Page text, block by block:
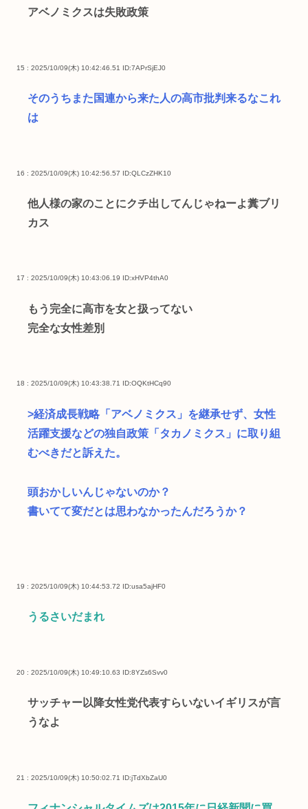
アベノミクスは失敗政策
15 : 2025/10/09(木) 10:42:46.51 ID:7APrSjEJ0
そのうちまた国連から来た人の高市批判来るなこれ
は
16 : 2025/10/09(木) 10:42:56.57 ID:QLCzZHK10
他人様の家のことにクチ出してんじゃねーよ糞ブリ
カス
17 : 2025/10/09(木) 10:43:06.19 ID:xHVP4thA0
もう完全に高市を女と扱ってない
完全な女性差別
18 : 2025/10/09(木) 10:43:38.71 ID:OQKtHCq90
>経済成長戦略「アベノミクス」を継承せず、女性
活躍支援などの独自政策「タカノミクス」に取り組
むべきだと訴えた。
頭おかしいんじゃないのか？
書いてて変だとは思わなかったんだろうか？
19 : 2025/10/09(木) 10:44:53.72 ID:usa5ajHF0
うるさいだまれ
20 : 2025/10/09(木) 10:49:10.63 ID:8YZs6Svv0
サッチャー以降女性党代表すらいないイギリスが言
うなよ
21 : 2025/10/09(木) 10:50:02.71 ID:jTdXbZaU0